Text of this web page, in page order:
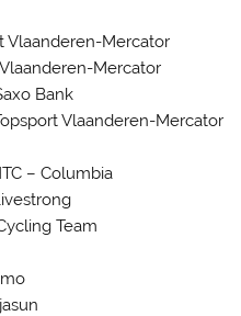
Vlaanderen-Mercator
Mercator
Bank
Vlaanderen-Mercator
– Columbia
Team